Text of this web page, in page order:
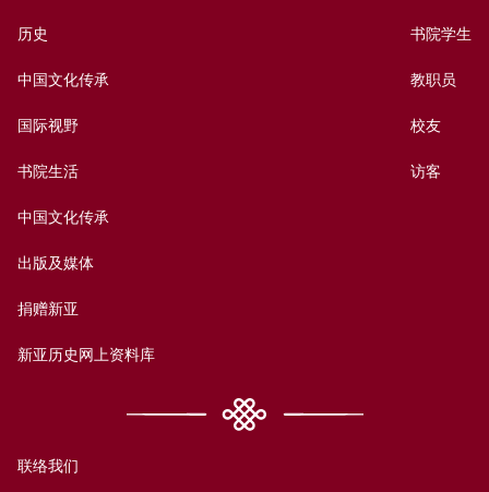
历史
中国文化传承
国际视野
书院生活
中国文化传承
出版及媒体
捐赠新亚
新亚历史网上资料库
书院学生
教职员
校友
访客
联络我们